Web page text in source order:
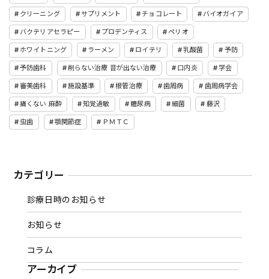
クリーニング サプリメント チョコレート バイオガイア
バクテリアセラピー プロデンティス ペリオ
ホワイトニング ラーメン ロイテリ 乳酸菌 予防
予防歯科 削らない治療 音が出ない治療 口内炎 学会
審美歯科 施設基準 根管治療 歯周病 歯周病学会
痛くない 麻酔 知覚過敏 糖尿病 細菌 藤沢
虫歯 顎関節症 ＰＭＴＣ
カテゴリー
診療日時のお知らせ
お知らせ
コラム
アーカイブ